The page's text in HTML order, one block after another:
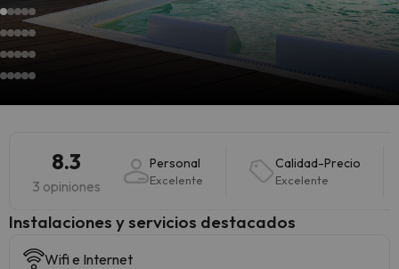
8.3
3 opiniones
Personal
Excelente
Calidad-Precio
Excelente
Instalaciones y servicios destacados
Wifi e Internet